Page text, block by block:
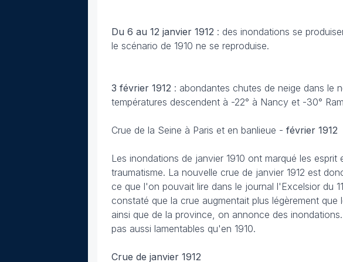
Du 6 au 12 janvier 1912 : des inondations se
le scénario de 1910 ne se reproduise.
3 février 1912 : abondantes chutes de neige dans le
températures descendent à -22° à Nancy et -30°
Crue de la Seine à Paris et en banlieue - février 1912
Les inondations de janvier 1910 ont marqué les
traumatisme. La nouvelle crue de janvier 1912 est
ce que l'on pouvait lire dans le journal l'Excelsior du
constaté que la crue augmentait plus légèrement
ainsi que de la province, on annonce des
pas aussi lamentables qu'en 1910.
Crue de janvier 1912